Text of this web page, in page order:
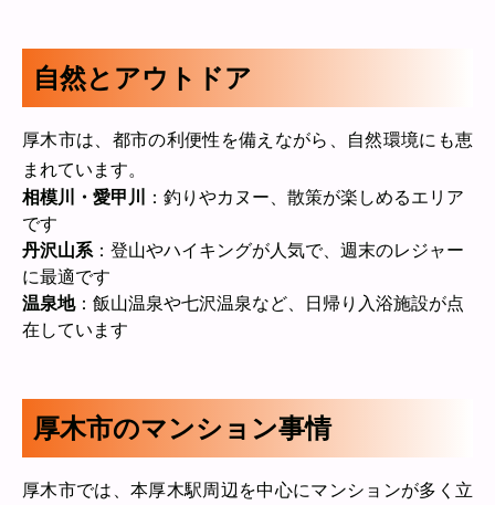
自然とアウトドア
厚木市は、都市の利便性を備えながら、自然環境にも恵
まれています。
相模川・愛甲川
：釣りやカヌー、散策が楽しめるエリア
です
丹沢山系 ：登山やハイキングが人気で、週末のレジャー
に最適です
温泉地：飯山温泉や七沢温泉など、日帰り入浴施設が点
在しています
厚木市のマンション事情
厚木市では、本厚木駅周辺を中心にマンションが多く立